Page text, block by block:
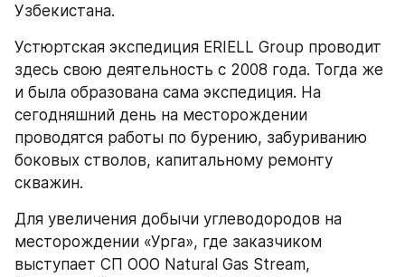
Узбекистана.
Устюртская экспедиция ERIELL Group проводит
здесь свою деятельность с 2008 года. Тогда же
и была образована сама экспедиция. На
сегодняшний день на месторождении
проводятся работы по бурению, забуриванию
боковых стволов, капитальному ремонту
скважин.
Для увеличения добычи углеводородов на
месторождении «Урга», где заказчиком
выступает СП ООО Natural Gas Stream,